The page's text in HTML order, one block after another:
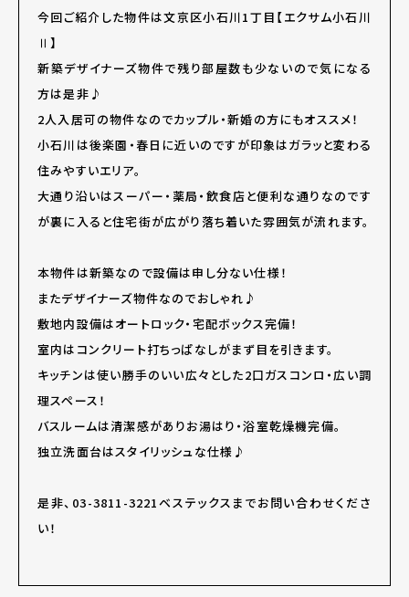
今回ご紹介した物件は文京区小石川1丁目【エクサム小石川
Ⅱ】
新築デザイナーズ物件で残り部屋数も少ないので気になる
方は是非♪
2人入居可の物件なのでカップル・新婚の方にもオススメ！
小石川は後楽園・春日に近いのですが印象はガラッと変わる
住みやすいエリア。
大通り沿いはスーパー・薬局・飲食店と便利な通りなのです
が裏に入ると住宅街が広がり落ち着いた雰囲気が流れます。
本物件は新築なので設備は申し分ない仕様！
またデザイナーズ物件なのでおしゃれ♪
敷地内設備はオートロック・宅配ボックス完備！
室内はコンクリート打ちっぱなしがまず目を引きます。
キッチンは使い勝手のいい広々とした2口ガスコンロ・広い調
理スペース！
バスルームは清潔感がありお湯はり・浴室乾燥機完備。
独立洗面台はスタイリッシュな仕様♪
是非、03-3811-3221ベステックスまでお問い合わせくださ
い！